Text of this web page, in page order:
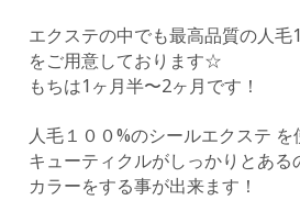
Contact
エクステの中でも最高品質の人毛
をご用意しております☆
もちは1ヶ月半〜2ヶ月です！
人毛１００%のシールエクステ を
キューティクルがしっかりとある
カラーをする事が出来ます！